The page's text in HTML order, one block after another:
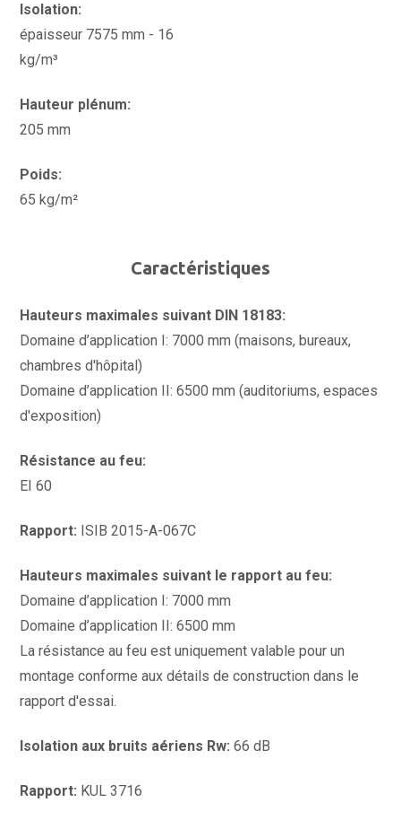
Isolation:
épaisseur 7575 mm - 16
kg/m³
Hauteur plénum:
205 mm
Poids:
65 kg/m²
Caractéristiques
Hauteurs maximales suivant DIN 18183:
Domaine d’application I: 7000 mm (maisons, bureaux,
chambres d'hôpital)
Domaine d’application II: 6500 mm (auditoriums, espaces
d'exposition)
Résistance au feu:
EI 60
Rapport: ISIB 2015-A-067C
Hauteurs maximales suivant le rapport au feu:
Domaine d’application I: 7000 mm
Domaine d’application II: 6500 mm
La résistance au feu est uniquement valable pour un
montage conforme aux détails de construction dans le
rapport d'essai.
Isolation aux bruits aériens Rw: 66 dB
Rapport: KUL 3716